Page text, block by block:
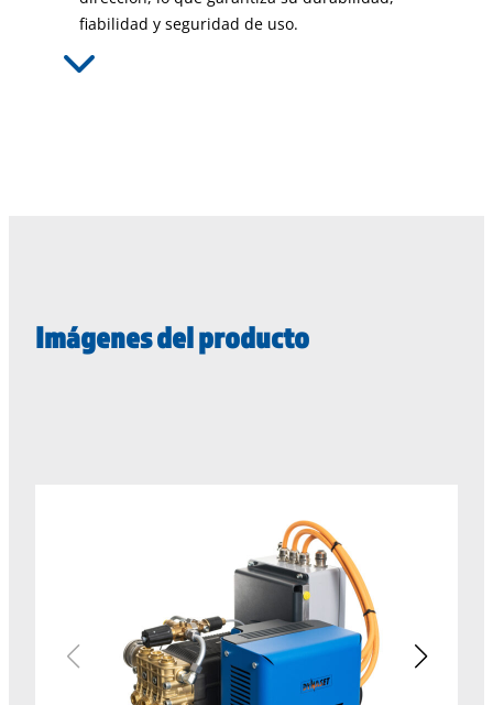
fiabilidad y seguridad de uso.
Imágenes del producto